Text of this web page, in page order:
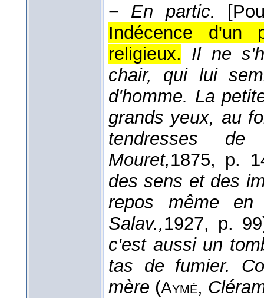
− En partic.
Indécence
religieux. Il ne
chair, qui lui
d'homme. La
grands yeux, au
tendresses
Mouret,1875, p.
des sens et des
repos même
Salav.,1927, p.
c'est aussi un
tas de fumier.
mère (Aymé,